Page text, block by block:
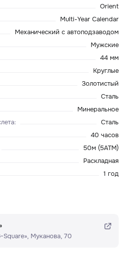
Orient
Multi-Year Calendar
Механический с автоподзаводом
Мужские
44 мм
Круглые
Золотистый
Сталь
Минеральное
:
Сталь
40 часов
50м (5ATM)
Раскладная
1 год
Square»​, Муканова, 70